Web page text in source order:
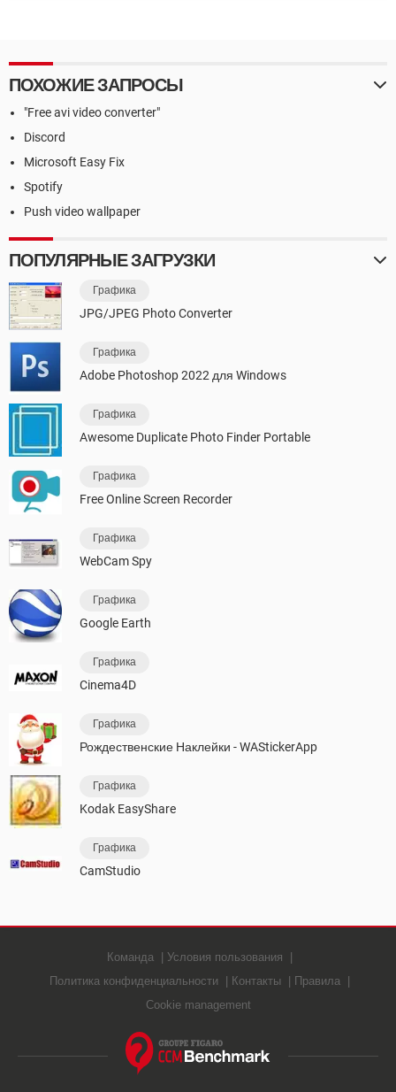
ПОХОЖИЕ ЗАПРОСЫ
"Free avi video converter"
Discord
Microsoft Easy Fix
Spotify
Push video wallpaper
ПОПУЛЯРНЫЕ ЗАГРУЗКИ
Графика
JPG/JPEG Photo Converter
Графика
Adobe Photoshop 2022 для Windows
Графика
Awesome Duplicate Photo Finder Portable
Графика
Free Online Screen Recorder
Графика
WebCam Spy
Графика
Google Earth
Графика
Cinema4D
Графика
Рождественские Наклейки - WAStickerApp
Графика
Kodak EasyShare
Графика
CamStudio
Команда
Условия пользования
Политика конфиденциальности
Контакты
Правила
Cookie management